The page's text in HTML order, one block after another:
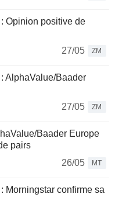
Opinion positive de
27/05
ZM
AlphaValue/Baader
27/05
ZM
Baader Europe
pairs
26/05
MT
Morningstar confirme sa